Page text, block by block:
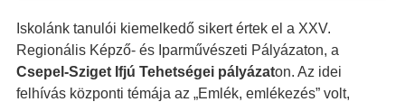
Iskolánk tanulói kiemelkedő sikert értek el a XXV.
Regionális Képző- és Iparművészeti Pályázaton, a
Csepel-Sziget Ifjú Tehetségei pályázaton. Az idei
felhívás központi témája az „Emlék, emlékezés” volt,